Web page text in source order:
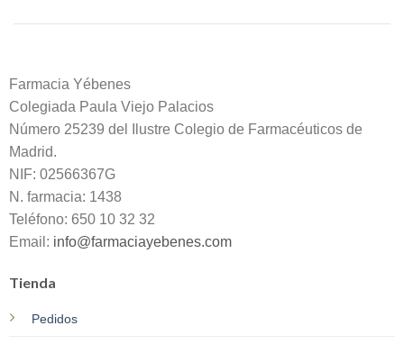
Farmacia Yébenes
Colegiada PaulaViejo Palacios
Número 25239 del Ilustre Colegio de Farmacéuticos de
Madrid.
NIF: 02566367G
N. farmacia: 1438
Teléfono: 650 10 32 32
Email: info@farmaciayebenes.com
Tienda
Pedidos